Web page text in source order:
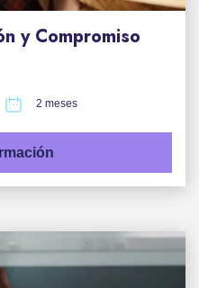
y Compromiso
2 meses